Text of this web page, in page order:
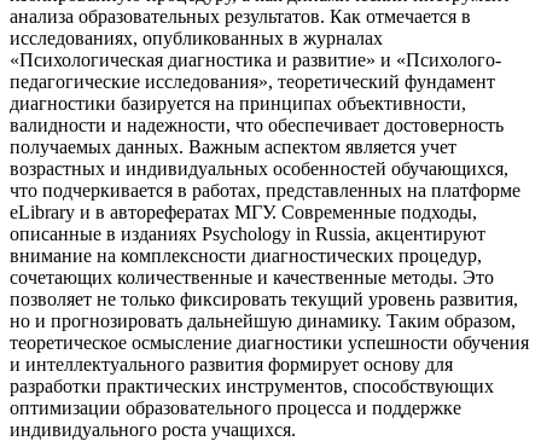
анализа образовательных результатов. Как отмечается в
исследованиях, опубликованных в журналах
«Психологическая диагностика и развитие» и «Психолого-
педагогические исследования», теоретический фундамент
диагностики базируется на принципах объективности,
валидности и надежности, что обеспечивает достоверность
получаемых данных. Важным аспектом является учет
возрастных и индивидуальных особенностей обучающихся,
что подчеркивается в работах, представленных на платформе
eLibrary и в авторефератах МГУ. Современные подходы,
описанные в изданиях Psychology in Russia, акцентируют
внимание на комплексности диагностических процедур,
сочетающих количественные и качественные методы. Это
позволяет не только фиксировать текущий уровень развития,
но и прогнозировать дальнейшую динамику. Таким образом,
теоретическое осмысление диагностики успешности обучения
и интеллектуального развития формирует основу для
разработки практических инструментов, способствующих
оптимизации образовательного процесса и поддержке
индивидуального роста учащихся.